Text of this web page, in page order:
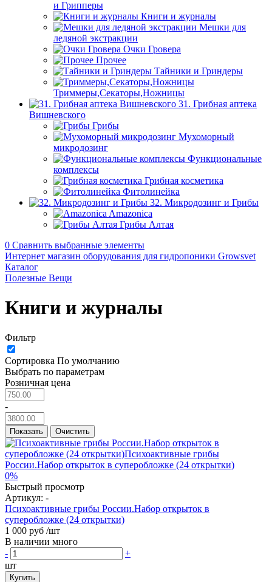
и Грипперы
Книги и журналы
Мешки для
ледяной экстракции
Очки Гровера
Прочее
Тайники и Гриндеры
Триммеры,Секаторы,Ножницы
31. Грибная аптека
Вишневского
Грибы
Мухоморный
микродозинг
Функциональные
комплексы
Грибная косметика
Фитолинейка
32. Микродозинг и Грибы
Amazonica
Грибы Алтая
0 Сравнить выбранные элементы
Интернет магазин оборудования для гидропоники Growsvet
Каталог
Полезные Вещи
Книги и журналы
Фильтр
Сортировка По умолчанию
Выбрать по параметрам
Розничная цена
-
Показать Очистить
0%
Быстрый просмотр
Артикул: -
Психоактивные грибы России.Набор открыток в
суперобложке (24 открытки)
1 000 руб /шт
В наличии много
-
+
шт
Купить